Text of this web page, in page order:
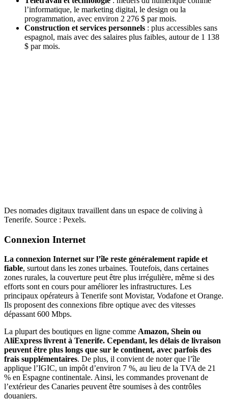
l’informatique, le marketing digital, le design ou la
programmation, avec environ 2 276 $ par mois.
Construction et services personnels : plus accessibles sans
espagnol, mais avec des salaires plus faibles, autour de 1 138
$ par mois.
Des nomades digitaux travaillent dans un espace de coliving à
Tenerife. Source : Pexels.
Connexion Internet
La connexion Internet sur l’île reste généralement rapide et
fiable, surtout dans les zones urbaines. Toutefois, dans certaines
zones rurales, la couverture peut être plus irrégulière, même si des
efforts sont en cours pour améliorer les infrastructures. Les
principaux opérateurs à Tenerife sont Movistar, Vodafone et Orange.
Ils proposent des connexions fibre optique avec des vitesses
dépassant 600 Mbps.
La plupart des boutiques en ligne comme Amazon, Shein ou
AliExpress livrent à Tenerife. Cependant, les délais de livraison
peuvent être plus longs que sur le continent, avec parfois des
frais supplémentaires. De plus, il convient de noter que l’île
applique l’IGIC, un impôt d’environ 7 %, au lieu de la TVA de 21
% en Espagne continentale. Ainsi, les commandes provenant de
l’extérieur des Canaries peuvent être soumises à des contrôles
douaniers.